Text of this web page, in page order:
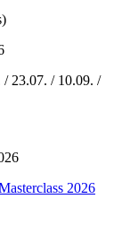
23.07. / 10.09. /
2026